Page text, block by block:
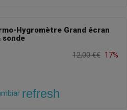
Hygromètre Grand écran
sonde
12,00 €€ 17%
refresh